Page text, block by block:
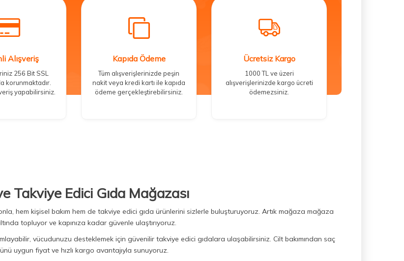
Alışveriş
256 Bit SSL
korunmaktadır.
yapabilirsiniz.
Kapıda Ödeme
Tüm alışverişlerinizde peşin
nakit veya kredi kartı ile kapıda
ödeme gerçekleştirebilirsiniz.
Ücretsiz Kargo
1000 TL ve üzeri
alışverişlerinizde kargo ücreti
ödemezsiniz.
Takviye Edici Gıda Mağazası
hem kişisel bakım hem de takviye edici gıda ürünlerini sizlerle buluşturuyoruz. Artık mağaza mağaza
topluyor ve kapınıza kadar güvenle ulaştırıyoruz.
vücudunuzu desteklemek için güvenilir takviye edici gıdalara ulaşabilirsiniz. Cilt bakımından saç
uygun fiyat ve hızlı kargo avantajıyla sunuyoruz.